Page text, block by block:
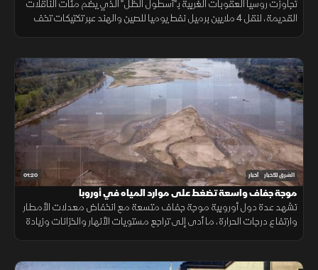
تجاوزت روسيا العقوبات الغربية بـ"أسطول الظل" الذي يضم مئات الناقلات
القديمة، لنقل 4 ملايين برميل نفط يوميا للصين والهند عبر تكتيكات تخف
01:20 الشرق للأخبار أخبار
موجة جفاف واسعة تضغط على موارد المياه في أوروبا
تشهد عدة دول أوروبية موجة جفاف متسعة مع انخفاض معدلات الأمطار
وارتفاع درجات الحرارة، ما أدى إلى تراجع مستويات الأنهار والخزانات وزيادة